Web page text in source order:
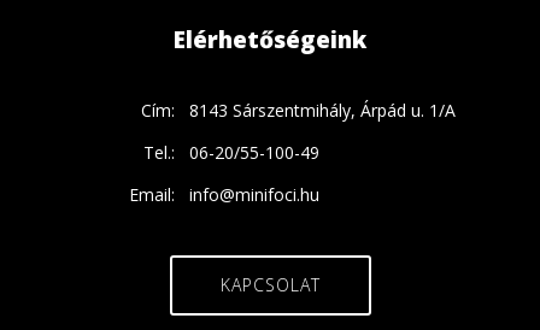
Elérhetőségeink
Cím:
8143 Sárszentmihály, Árpád u. 1/A
Tel.:
06-20/55-100-49
Email:
info@minifoci.hu
KAPCSOLAT